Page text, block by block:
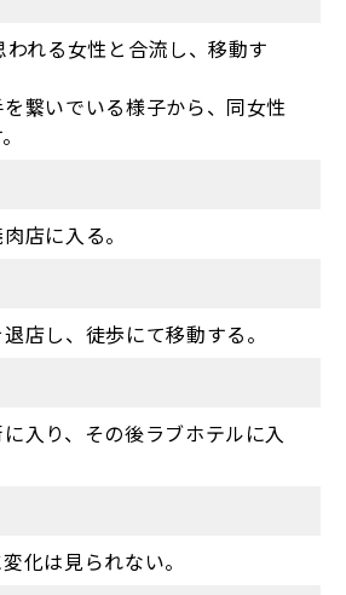
れる女性と合流し、移動す
繋いでいる様子から、同女性
店に入る。
店し、徒歩にて移動する。
入り、その後ラブホテルに入
化は見られない。